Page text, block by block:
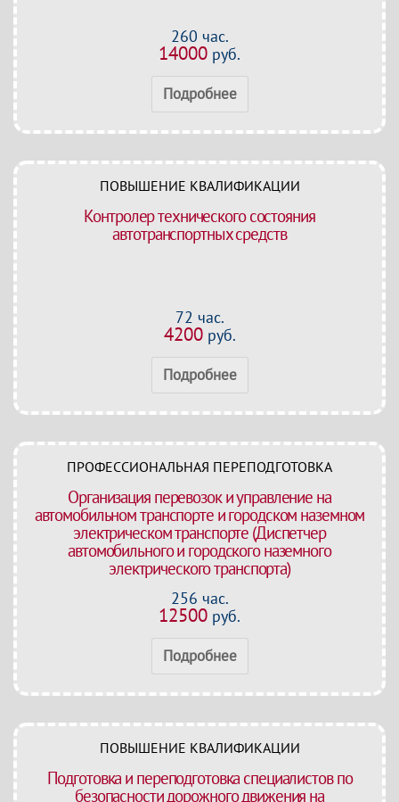
260 час.
14000 руб.
Подробнее
ПОВЫШЕНИЕ КВАЛИФИКАЦИИ
Контролер технического состояния
автотранспортных средств
72 час.
4200руб.
Подробнее
ПРОФЕССИОНАЛЬНАЯ ПЕРЕПОДГОТОВКА
Организация перевозок и управление на
автомобильном транспорте и городском наземном
электрическом транспорте (Диспетчер
автомобильного и городского наземного
электрического транспорта)
256 час.
12500 руб.
Подробнее
ПОВЫШЕНИЕ КВАЛИФИКАЦИИ
Подготовка и переподготовка специалистов по
безопасности дорожного движения на